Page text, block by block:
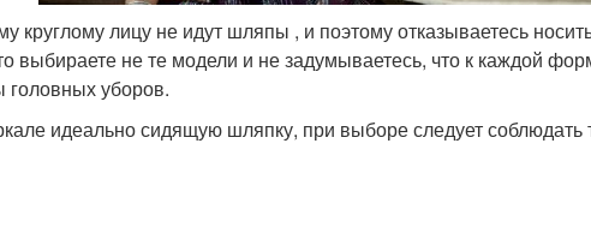
круглому лицу не идут шляпы , и поэтому отказываетесь
выбираете не те модели и не задумываетесь, что к каждой
уборов.
идеально сидящую шляпку, при выборе следует